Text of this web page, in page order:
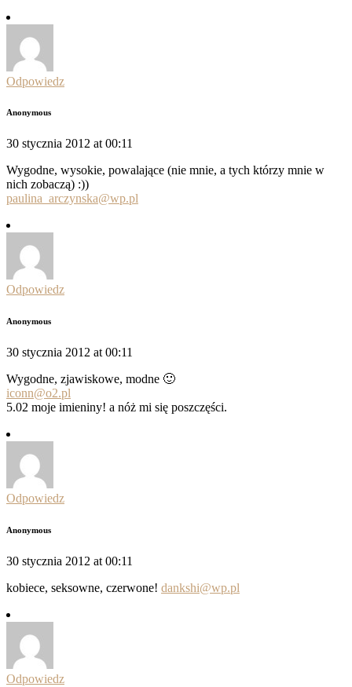
Odpowiedz
Anonymous
30 stycznia 2012 at 00:11
Wygodne, wysokie, powalające (nie mnie, a tych którzy mnie w
nich zobaczą) :))
paulina_arczynska@wp.pl
Odpowiedz
Anonymous
30 stycznia 2012 at 00:11
Wygodne, zjawiskowe, modne 🙂
iconn@o2.pl
5.02 moje imieniny! a nóż mi się poszczęści.
Odpowiedz
Anonymous
30 stycznia 2012 at 00:11
kobiece, seksowne, czerwone! dankshi@wp.pl
Odpowiedz